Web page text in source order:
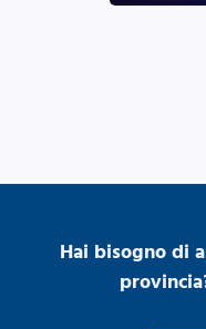
Hai bisogno di